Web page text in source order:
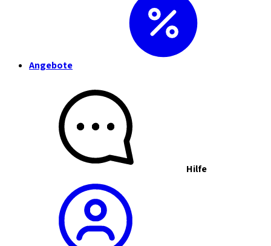
Angebote
Hilfe